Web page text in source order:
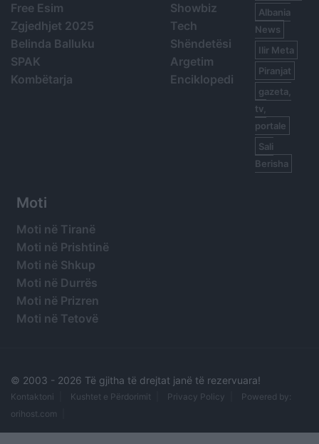
Free Esim
Zgjedhjet 2025
Belinda Balluku
SPAK
Kombëtarja
Showbiz
Tech
Shëndetësi
Argetim
Enciklopedi
Albania
News
Ilir Meta
Piranjat
gazeta,
tv,
portale
Sali
Berisha
Moti
Moti në Tiranë
Moti në Prishtinë
Moti në Shkup
Moti në Durrës
Moti në Prizren
Moti në Tetovë
© 2003 - 2026 Të gjitha të drejtat janë të rezervuara!
Kontaktoni Kushtet e Përdorimit Privacy Policy
Powered by:
orihost.com